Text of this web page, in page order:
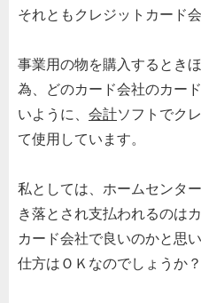
それともクレジットカード
事業用の物を購入するとき
為、どのカード会社のカー
いように、 会計ソフトでク
て使用しています。
私としては、ホームセンタ
き落とされ支払われるのは
カード会社で良いのかと思
仕方はＯＫなのでしょうか？